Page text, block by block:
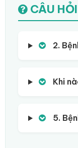
CÂU
2.
Khi
5.